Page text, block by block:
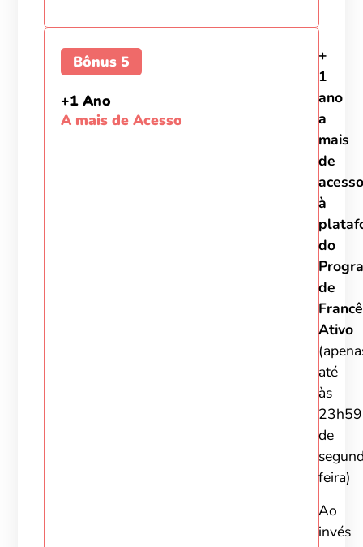
Bônus 5
+1 Ano
A mais de Acesso
+
1
ano
a
mais
de
acesso
à
do
de
Ativo
até
às
23h59
de
feira)
Ao
invés